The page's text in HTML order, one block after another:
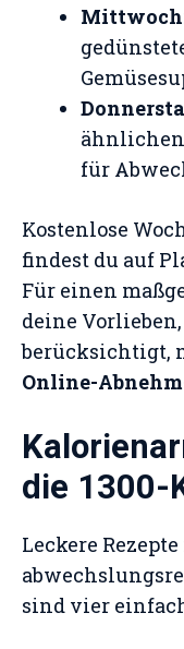
Mittwoch
für
Kostenlose
findest du auf
Für einen
deine
berücksichtigt,
Online-
die 1300-
Leckere
sind vier